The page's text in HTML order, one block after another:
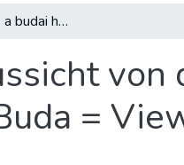
Budapest Látkép a budai hegyekről = Aussicht von den Ofner Bergen = Panorama des montagnes de Buda = View from the montains of Buda
von
=